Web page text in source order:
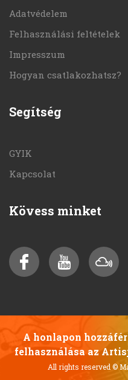
Adatvédelem
Felhasználási feltételek
Impresszum
Hogyan csatlakozhatsz?
Segítség
GYIK
Kapcsolat
Kövess minket
A honlapon
felhasználása az
All rights reserved©